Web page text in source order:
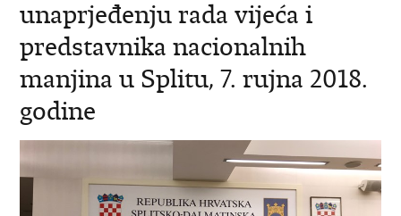
unaprjeđenju rada vijeća i
predstavnika nacionalnih
manjina u Splitu, 7. rujna 2018.
godine